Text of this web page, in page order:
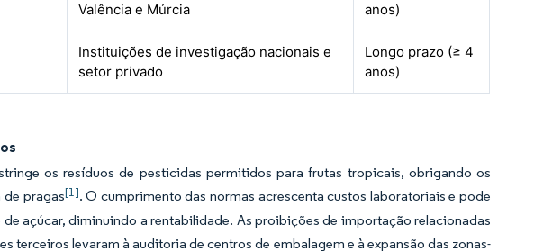
Valência e Múrcia
anos)
Instituições de investigação nacionais e
setor privado
Longo prazo (≥ 4
anos)
os resíduos de pesticidas permitidos para frutas tropicais, obrigando os
pragas[1]. O cumprimento das normas acrescenta custos laboratoriais e pode
açúcar, diminuindo a rentabilidade. As proibições de importação relacionadas
terceiros levaram à auditoria de centros de embalagem e à expansão das zonas-